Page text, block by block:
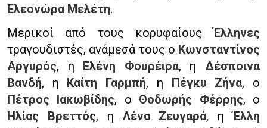
Ελεονώρα Μελέτη.
Μερικοί από τους κορυφαίουςΈλληνες
τραγουδιστές, ανάμεσά τους ο Κωνσταντίνος
Αργυρός, η Ελένη Φουρέιρα, ηΔέσποινα
Βανδή, η Καίτη Γαρμπή, η Πέγκυ Ζήνα, ο
Πέτρος Ιακωβίδης, ο Θοδωρής Φέρρης, ο
Ηλίας Βρεττός, η Λένα Ζευγαρά, ηΈλλη